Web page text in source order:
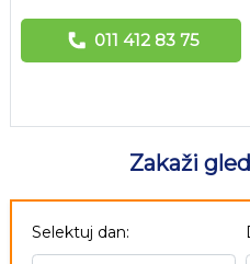
011 412 83 75
Zakaži
Selektuj dan: